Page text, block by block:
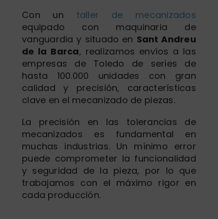
Con un taller de mecanizados
equipado con maquinaria de
vanguardia y situado en Sant Andreu
de la Barca, realizamos envíos a las
empresas de Toledo de series de
hasta 100.000 unidades con gran
calidad y precisión, características
clave en el mecanizado de piezas.
La precisión en las tolerancias de
mecanizados es fundamental en
muchas industrias. Un mínimo error
puede comprometer la funcionalidad
y seguridad de la pieza, por lo que
trabajamos con el máximo rigor en
cada producción.